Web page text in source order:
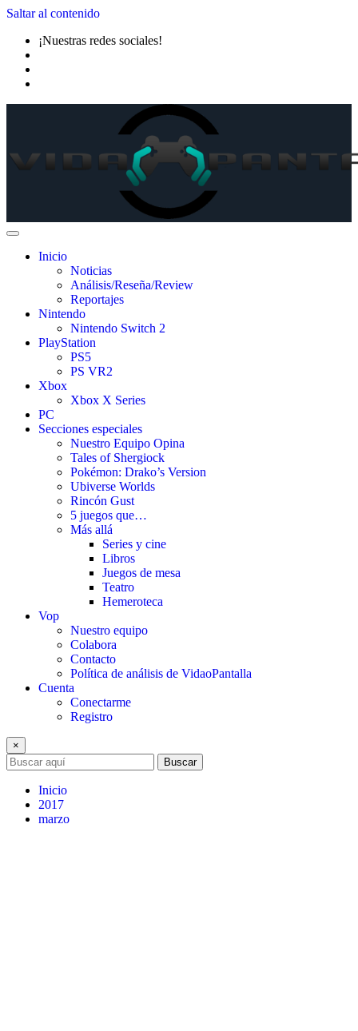
Saltar al contenido
¡Nuestras redes sociales!
Inicio
Noticias
Análisis/Reseña/Review
Reportajes
Nintendo
Nintendo Switch 2
PlayStation
PS5
PS VR2
Xbox
Xbox X Series
PC
Secciones especiales
Nuestro Equipo Opina
Tales of Shergiock
Pokémon: Drako’s Version
Ubiverse Worlds
Rincón Gust
5 juegos que…
Más allá
Series y cine
Libros
Juegos de mesa
Teatro
Hemeroteca
Vop
Nuestro equipo
Colabora
Contacto
Política de análisis de VidaoPantalla
Cuenta
Conectarme
Registro
×
Buscar
Inicio
2017
marzo